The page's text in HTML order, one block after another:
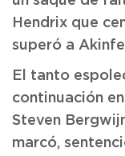
Hendrix que
superó a
El tanto
continuación
Steven
marcó,